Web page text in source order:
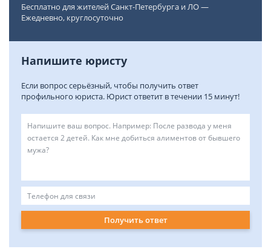
Бесплатно для жителей Санкт-Петербурга и ЛО —
Ежедневно, круглосуточно
Напишите юристу
Если вопрос серьёзный, чтобы получить ответ
профильного юриста. Юрист ответит в течении 15 минут!
Получить ответ